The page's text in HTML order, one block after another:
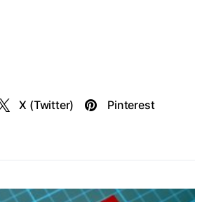
X (Twitter)
Pinterest